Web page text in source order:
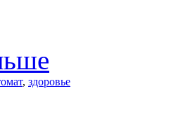
, здоровье